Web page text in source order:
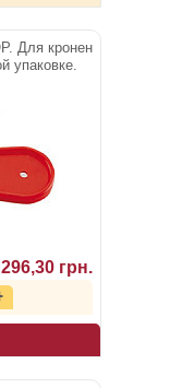
Для кронен
упаковке.
296,30 грн.